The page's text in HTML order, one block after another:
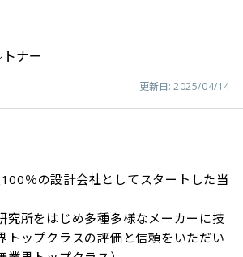
ナー
更新日: 2025/04/14
％の設計会社としてスタートした当
究所をはじめ多種多様なメーカーに技
トップクラスの評価と信頼をいただい